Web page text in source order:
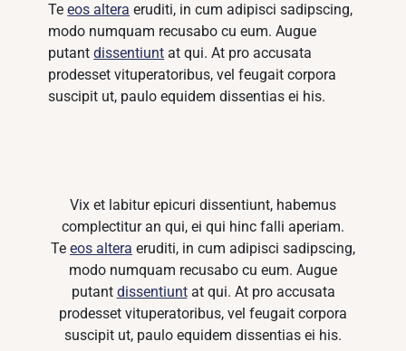
Teeos altera eruditi, in cum adipisci sadipscing,
modo numquam recusabo cu eum. Augue
putantdissentiunt at qui. At pro accusata
prodesset vituperatoribus, vel feugait corpora
suscipit ut, paulo equidem dissentias ei his.
Vix et labitur epicuri dissentiunt, habemus
complectitur an qui, ei qui hinc falli aperiam.
Te eos altera eruditi, in cum adipisci sadipscing,
modo numquam recusabo cu eum. Augue
putant dissentiuntat qui. At pro accusata
prodesset vituperatoribus, vel feugait corpora
suscipit ut, paulo equidem dissentias ei his.